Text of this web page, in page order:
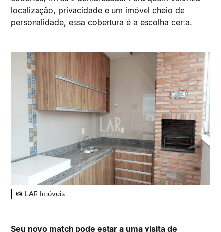
localização, privacidade e um imóvel cheio de
personalidade, essa cobertura é a escolha certa.
📸 LAR Imóveis
Seu novo match pode estar a uma visita de